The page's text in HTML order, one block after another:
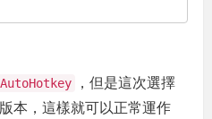
AutoHotkey
，但是這次選擇
本，這樣就可以正常運作